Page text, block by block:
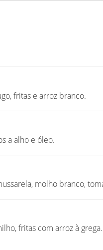
fritas e arroz branco.
a alho e óleo.
molho branco,
fritas com arroz à grega.